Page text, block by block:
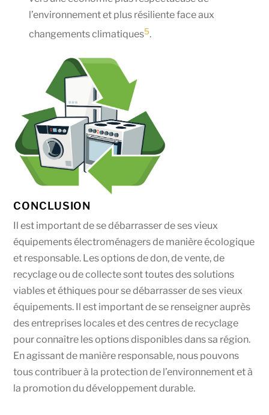
l’environnement et plus résiliente face aux
changements climatiques5.
CONCLUSION
Il est important de se débarrasser de ses vieux
équipements électroménagers de manière écologique
et responsable. Les options de don, de vente, de
recyclage ou de collecte sont toutes des solutions
viables et éthiques pour se débarrasser de ses vieux
équipements. Il est important de se renseigner auprès
des entreprises locales et des centres de recyclage
pour connaître les options disponibles dans sa région.
En agissant de manière responsable, nous pouvons
tous contribuer à la protection de l’environnement et à
la promotion du développement durable.